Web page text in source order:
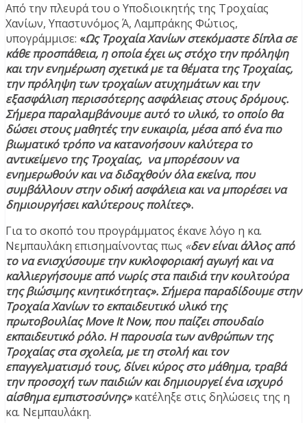
Από την πλευρά του ο Υποδιοικητής της Τροχαίας
Χανίων, Υπαστυνόμος Ά, Λαμπράκης Φώτιος,
υπογράμμισε: «Ως Τροχαία Χανίων στεκόμαστε δίπλα σε
κάθε προσπάθεια, η οποία έχει ως στόχο την πρόληψη
και την ενημέρωση σχετικά με τα θέματα της Τροχαίας,
την πρόληψη των τροχαίων ατυχημάτων και την
εξασφάλιση περισσότερης ασφάλειας στους δρόμους.
Σήμερα παραλαμβάνουμε αυτό το υλικό, το οποίο θα
δώσει στους μαθητές την ευκαιρία, μέσα από ένα πιο
βιωματικό τρόπο να κατανοήσουν καλύτερα το
αντικείμενο της Τροχαίας, να μπορέσουν να
ενημερωθούν και να διδαχθούν όλα εκείνα, που
συμβάλλουν στην οδική ασφάλεια και να μπορέσει να
δημιουργήσει καλύτερους πολίτες».
Για το σκοπό του προγράμματος έκανε λόγο η κα.
Νεμπαυλάκη επισημαίνοντας πως «δεν είναι άλλος από
το να ενισχύσουμε την κυκλοφοριακή αγωγή και να
καλλιεργήσουμε από νωρίς στα παιδιά την κουλτούρα
της βιώσιμης κινητικότητας». Σήμερα παραδίδουμε στην
Τροχαία Χανίων το εκπαιδευτικό υλικό της
πρωτοβουλίας Move It Now, που παίζει σπουδαίο
εκπαιδευτικό ρόλο. Η παρουσία των ανθρώπων της
Τροχαίας στα σχολεία, με τη στολή και τον
επαγγελματισμό τους, δίνει κύρος στο μάθημα, τραβά
την προσοχή των παιδιών και δημιουργεί ένα ισχυρό
αίσθημα εμπιστοσύνης»κατέληξε στις δηλώσεις της η
κα. Νεμπαυλάκη.